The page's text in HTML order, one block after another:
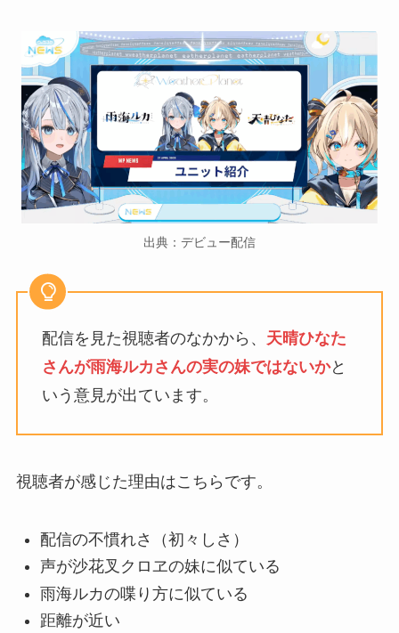
出典：デビュー配信
配信を見た視聴者のなかから、 天晴ひなた
さんが雨海ルカさんの実の妹ではないかと
いう意見が出ています。
視聴者が感じた理由はこちらです。
配信の不慣れさ（初々しさ）
声が沙花叉クロヱの妹に似ている
雨海ルカの喋り方に似ている
距離が近い